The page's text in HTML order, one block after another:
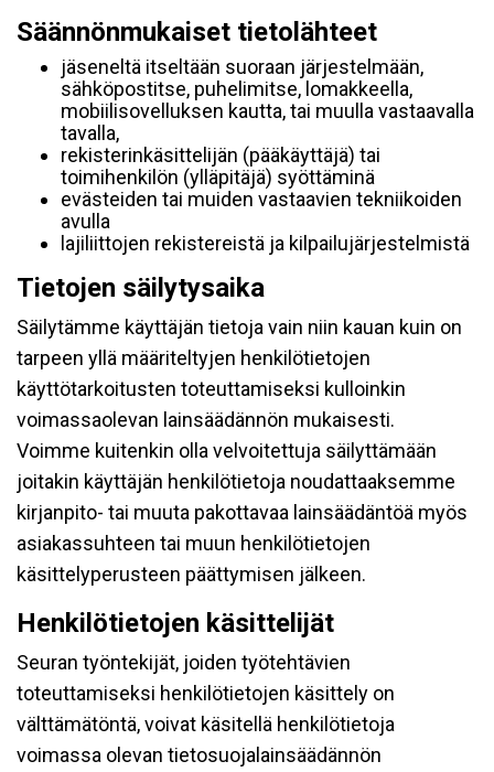
Säännönmukaiset tietolähteet
jäseneltä itseltään suoraan järjestelmään,
sähköpostitse, puhelimitse, lomakkeella,
mobiilisovelluksen kautta, tai muulla vastaavalla
tavalla,
rekisterinkäsittelijän (pääkäyttäjä) tai
toimihenkilön (ylläpitäjä) syöttäminä
evästeiden tai muiden vastaavien tekniikoiden
avulla
lajiliittojen rekistereistä ja kilpailujärjestelmistä
Tietojen säilytysaika
Säilytämme käyttäjän tietoja vain niin kauan kuin on
tarpeen yllä määriteltyjen henkilötietojen
käyttötarkoitusten toteuttamiseksi kulloinkin
voimassaolevan lainsäädännön mukaisesti.
Voimme kuitenkin olla velvoitettuja säilyttämään
joitakin käyttäjän henkilötietoja noudattaaksemme
kirjanpito- tai muuta pakottavaa lainsäädäntöä myös
asiakassuhteen tai muun henkilötietojen
käsittelyperusteen päättymisen jälkeen.
Henkilötietojen käsittelijät
Seuran työntekijät, joiden työtehtävien
toteuttamiseksi henkilötietojen käsittely on
välttämätöntä, voivat käsitellä henkilötietoja
voimassa olevan tietosuojalainsäädännön